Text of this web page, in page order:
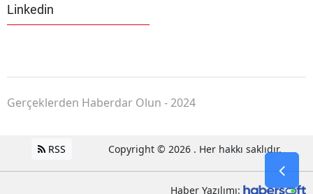
Linkedin
Gerçeklerden Haberdar Olun - 2024
RSS Copyright © 2026 . Her hakkı saklıdır.
Haber Yazılımı: